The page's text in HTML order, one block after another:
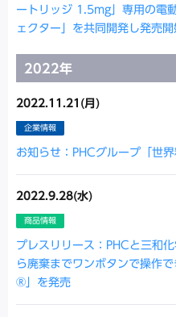
ートリッジ 1.5mg」専用の電
ェクター」を共同開発し発売開
2022年
2022.11.21(月)
企業情報
お知らせ：PHCグループ「世
2022.9.28(水)
商品情報
プレスリリース：PHCと三和
ら廃棄までワンボタンで操作
®」を発売